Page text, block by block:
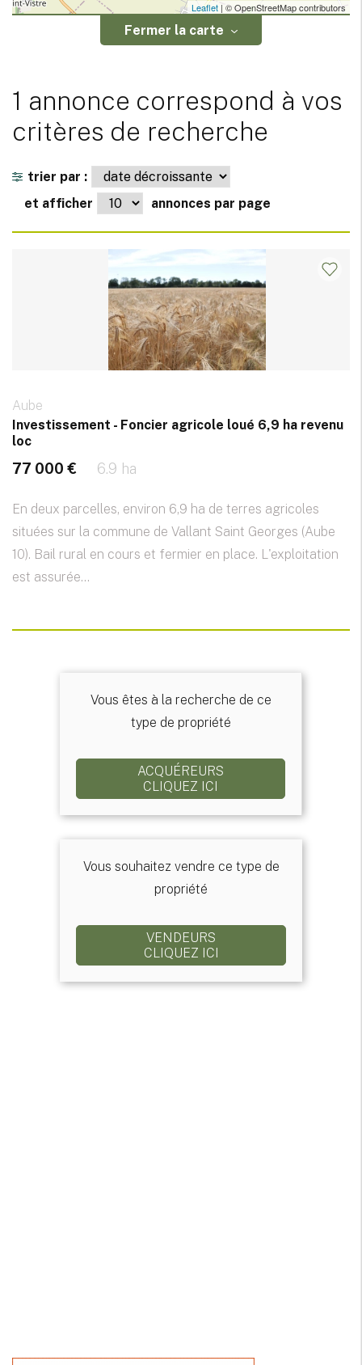
Leaflet | © OpenStreetMap contributors
Fermer la carte
1 annonce correspond à vos
critères de recherche
trier par :
et afficher
annonces par page
Aube
Investissement - Foncier agricole loué 6,9 ha revenu
loc
77 000 € 6.9 ha
En deux parcelles, environ 6,9 ha de terres agricoles
situées sur la commune de Vallant Saint Georges (Aube
10). Bail rural en cours et fermier en place. L'exploitation
est assurée...
Vous êtes à la recherche de ce
type de propriété
ACQUÉREURS
CLIQUEZ ICI
Vous souhaitez vendre ce type de
propriété
VENDEURS
CLIQUEZ ICI